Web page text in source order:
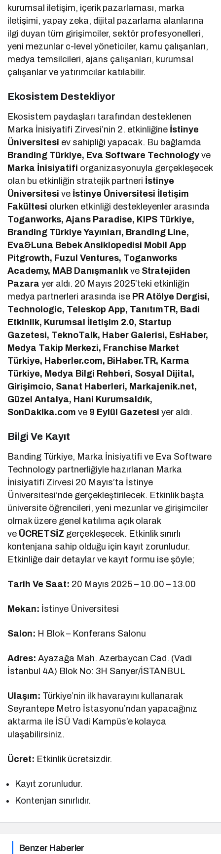
kurumsal iletişim, içerik pazarlaması, marka
iletişimi, yapay zeka, dijital pazarlama alanlarına
ilgi duyan tüm girişimciler, sektör profesyonelleri,
yeni mezunlar c-level yöneticiler, kamu çalışanları,
medya temsilcileri, ajans çalışanları, kurumsal
çalışanlar ve yatırımcılar katılabilir.
Ekosistem Destekliyor
Ekosistem paydaşları tarafından desteklenen
Marka İnisiyatifi Zirvesi’nin 2. etkinliğine İstinye
Üniversitesi ev sahipliği yapacak. Bu bağlamda
Branding Türkiye, Eva Software Technology ve
Marka İnisiyatifi organizasyonuyla gerçekleşecek
olan bu etkinliğin stratejik partneri İstinye
Üniversitesi ve İstinye Üniversitesi İletişim
Fakültesi olurken etkinliği destekleyenler arasında
Toganworks, Ajans Paradise, KIPS Türkiye,
Branding Türkiye Yayınları, Branding Line,
Eva&Luna Bebek Ansiklopedisi Mobil App
Pitgrowth, Fuzul Ventures, Toganworks
Academy, MAB Danışmanlık ve Stratejiden
Pazara yer aldı. 20 Mayıs 2025’teki etkinliğin
medya partnerleri arasında ise PR Atölye Dergisi,
Technologic, Teleskop App, TanıtımTR, Badi
Etkinlik, Kurumsal İletişim 2.0, Startup
Gazetesi, TeknoTalk, Haber Galerisi, EsHaber,
Medya Takip Merkezi, Franchise Market
Türkiye, Haberler.com, BiHaber.TR, Karma
Türkiye, Medya Bilgi Rehberi, Sosyal Dijital,
Girişimcio, Sanat Haberleri, Markajenik.net,
Güzel Antalya, Hani Kurumsaldık,
SonDakika.com ve 9 Eylül Gazetesi yer aldı.
Bilgi Ve Kayıt
Banding Türkiye, Marka İnisiyatifi ve Eva Software
Technology partnerliğiyle hazırlanan Marka
İnisiyatifi Zirvesi 20 Mayıs’ta İstinye
Üniversitesi’nde gerçekleştirilecek. Etkinlik başta
üniversite öğrencileri, yeni mezunlar ve girişimciler
olmak üzere genel katılıma açık olarak
ve ÜCRETSİZ gerçekleşecek. Etkinlik sınırlı
kontenjana sahip olduğu için kayıt zorunludur.
Etkinliğe dair detaylar ve kayıt formu ise şöyle;
Tarih Ve Saat: 20 Mayıs 2025 – 10.00 – 13.00
Mekan: İstinye Üniversitesi
Salon: H Blok – Konferans Salonu
Adres: Ayazağa Mah. Azerbaycan Cad. (Vadi
İstanbul 4A) Blok No: 3H Sarıyer/İSTANBUL
Ulaşım: Türkiye’nin ilk havarayını kullanarak
Seyrantepe Metro İstasyonu’ndan yapacağınız
aktarma ile İSÜ Vadi Kampüs’e kolayca
ulaşabilirsiniz.
Ücret: Etkinlik ücretsizdir.
Kayıt zorunludur.
Kontenjan sınırlıdır.
Benzer Haberler